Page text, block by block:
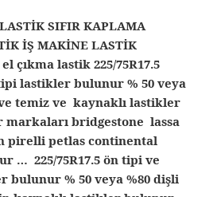
SIFIR KAPLAMA
İŞ MAKİNE LASTİK
çıkma lastik 225/75R17.5
lastikler bulunur % 50 veya
temiz ve kaynaklı lastikler
bridgestone lassa
pirelli petlas continental
… 225/75R17.5 ön tipi ve
% 50 veya %80 dişli